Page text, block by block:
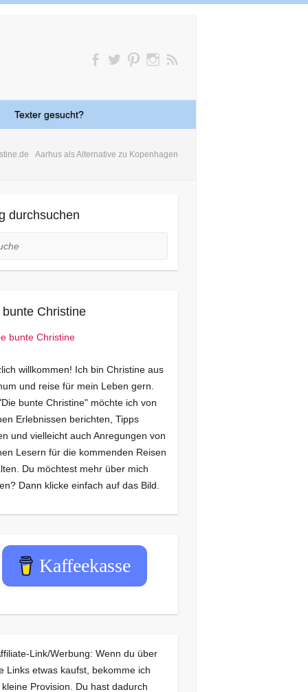
Texter gesucht?
Aarhus als Alternative zu Kopenhagen
durchsuchen
bunte Christine
willkommen! Ich bin Christine aus
und reise für mein Leben gern.
bunte Christine" möchte ich von
Erlebnissen berichten, Tipps
und vielleicht auch Anregungen von
Lesern für die kommenden Reisen
Du möchtest mehr über mich
Dann klicke einfach auf das Bild.
Kaffeekasse
Link/Werbung: Wenn du über
Links etwas kaufst, bekomme ich
Provision. Du hast dadurch